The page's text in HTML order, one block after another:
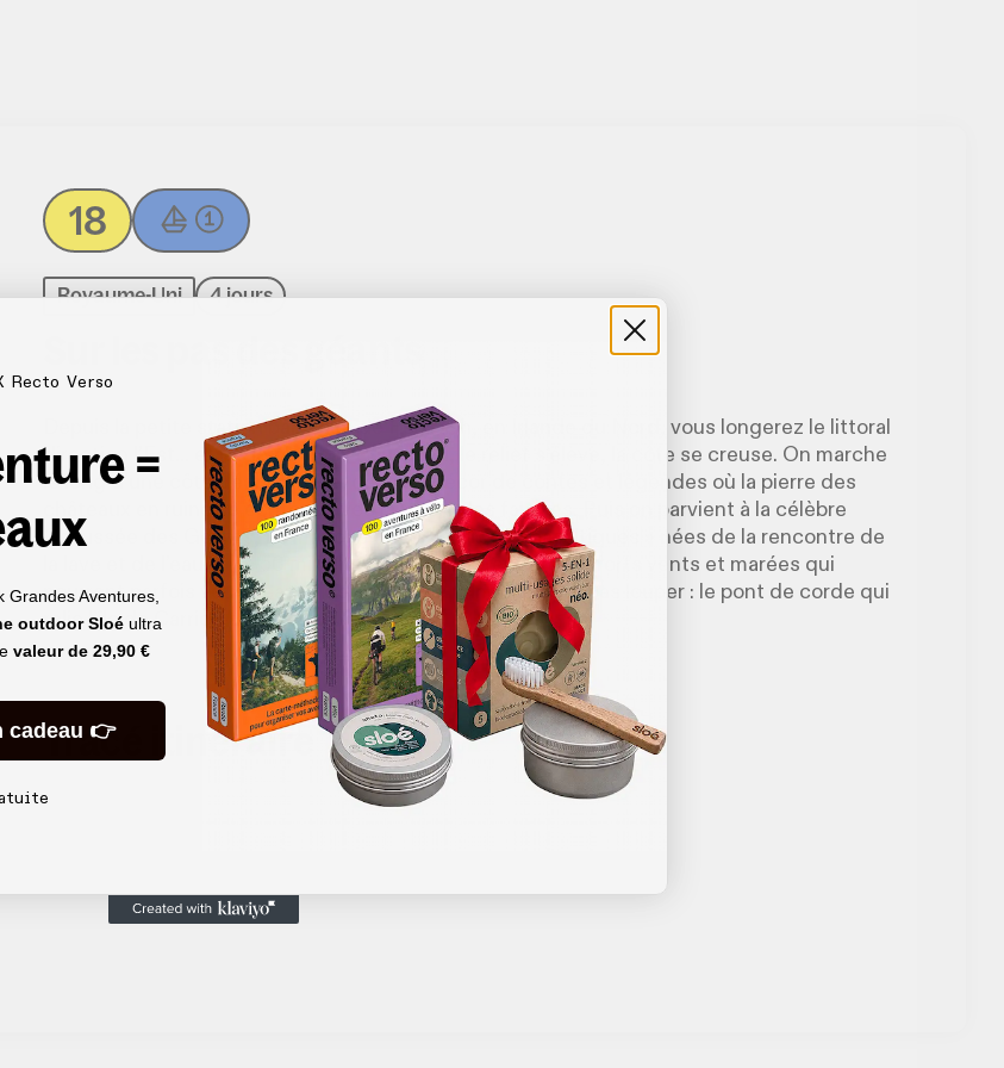
18
Royaume-Uni 4 jours
Depuis la petite station balnéaire de Portrush, en Irlande du Nord, vous longerez le littoral
direction l’Est... et les légendes ! Peu à peu, le relief s’élève, la côte se creuse. On marche
le long d’une côte déchiquetée, dans un décor de contes et légendes où la pierre des
châteaux en ruine se confond avec la roche des falaises. Puis on parvient à la célèbre
Chaussée des Géants, formations dites « d’orgues basaltiques » nées de la rencontre de
la lave et de l’eau, il y a 50 millions d’années. Attention aux forts vents et marées qui
pourront parfois vous écarter de l’itinéraire principal. À ne pas louper : le pont de corde qui
relie l’île de Carrick-a-Rede aux falaises.
Tracé itinéraire
Recto Verso
=
Aventures,
outdoor Sloé ultra
valeur de 29,90 €
cadeau 👉